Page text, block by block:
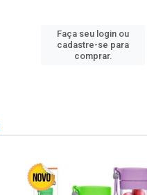
Faça seu login ou
cadastre-se para
comprar.